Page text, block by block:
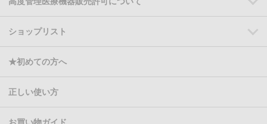
ショップリスト
★初めての方へ
正しい使い方